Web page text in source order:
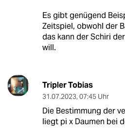
Es gibt genügend
Zeitspiel, obwohl der
das kann der Schiri
will.
Tripler Tobias
31.07.2023, 07:45 Uhr
Die Bestimmung der
liegt pi x Daumen bei